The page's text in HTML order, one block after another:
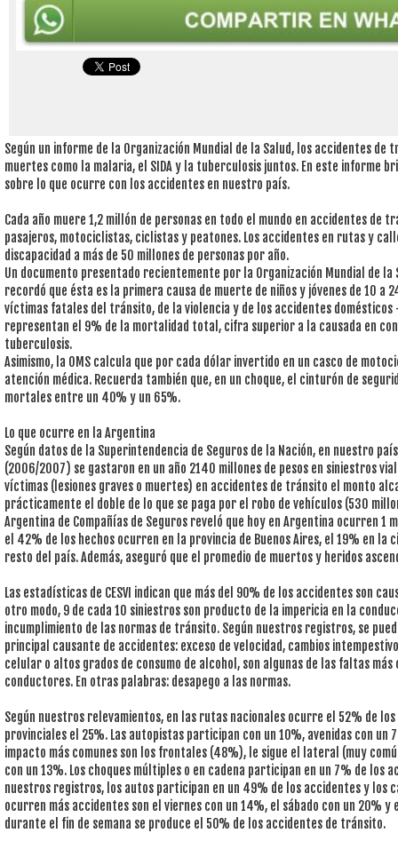
Según un informe de la Organización Mundial de la Salud, los accidentes
muertes como la malaria, el SIDA y la tuberculosis juntos. En este informe
sobre lo que ocurre con los accidentes en nuestro país.
Cada año muere 1,2 millón de personas en todo el mundo en accidentes de
pasajeros, motociclistas, ciclistas y peatones. Los accidentes en rutas y
discapacidad a más de 50 millones de personas por año.
Un documento presentado recientemente por la Organización Mundial de la
recordó que ésta es la primera causa de muerte de niños y jóvenes de 10 a
víctimas fatales del tránsito, de la violencia y de los accidentes domésticos
representan el 9% de la mortalidad total, cifra superior a la causada en
tuberculosis.
Asimismo, la OMS calcula que por cada dólar invertido en un casco de
atención médica. Recuerda también que, en un choque, el cinturón de
mortales entre un 40% y un 65%.
Lo que ocurre en la Argentina
Según datos de la Superintendencia de Seguros de la Nación, en nuestro
(2006/2007) se gastaron en un año 2140 millones de pesos en siniestros
víctimas (lesiones graves o muertes) en accidentes de tránsito el monto
prácticamente el doble de lo que se paga por el robo de vehículos (530
Argentina de Compañías de Seguros reveló que hoy en Argentina ocurren 1
el 42% de los hechos ocurren en la provincia de Buenos Aires, el 19% en la
resto del país. Además, aseguró que el promedio de muertos y heridos
Las estadísticas de CESVI indican que más del 90% de los accidentes son
otro modo, 9 de cada 10 siniestros son producto de la impericia en la
incumplimiento de las normas de tránsito. Según nuestros registros, se
principal causante de accidentes: exceso de velocidad, cambios
celular o altos grados de consumo de alcohol, son algunas de las faltas
conductores. En otras palabras: desapego a las normas.
Según nuestros relevamientos, en las rutas nacionales ocurre el 52% de
provinciales el 25%. Las autopistas participan con un 10%, avenidas con un
impacto más comunes son los frontales (48%), le sigue el lateral (muy
con un 13%. Los choques múltiples o en cadena participan en un 7% de los
nuestros registros, los autos participan en un 49% de los accidentes y los
ocurren más accidentes son el viernes con un 14%, el sábado con un 20%
durante el fin de semana se produce el 50% de los accidentes de tránsito.